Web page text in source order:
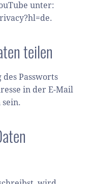
unter:
teilen
Passworts
in der E-Mail